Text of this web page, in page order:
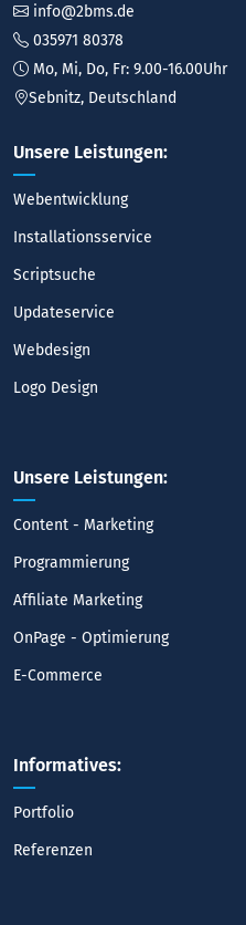
info@2bms.de
035971 80378
Mo, Mi, Do, Fr: 9.00-16.00Uhr
Sebnitz, Deutschland
Unsere Leistungen:
Webentwicklung
Installationsservice
Scriptsuche
Updateservice
Webdesign
Logo Design
Unsere Leistungen:
Content - Marketing
Programmierung
Affiliate Marketing
OnPage - Optimierung
E-Commerce
Informatives:
Portfolio
Referenzen